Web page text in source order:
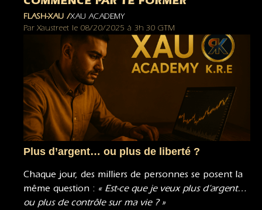
FLASH-XAU /XAU ACADEMY
Par Xaustreet le 08/20/2025 à 3h 30 GTM
Plus d’argent… ou plus de liberté ?
Chaque jour, des milliers de personnes se posent la
même question : « Est-ce que je veux plus d’argent…
ou plus de contrôle sur ma vie ? »